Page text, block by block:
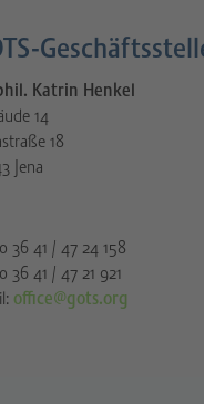
Katrin Henkel
14
18
Jena
36 41 / 47 24 158
36 41 / 47 21 921
office@gots.org